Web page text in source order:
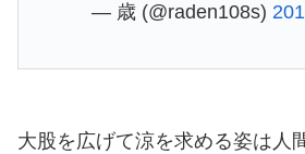
— 歳 (@raden108s)
大股を広げて涼を求める姿は人